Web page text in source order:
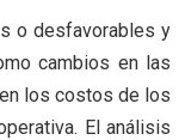
o desfavorables y
cambios en las
los costos de los
El análisis